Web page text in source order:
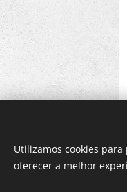
Utilizamos cookies
oferecer a melhor